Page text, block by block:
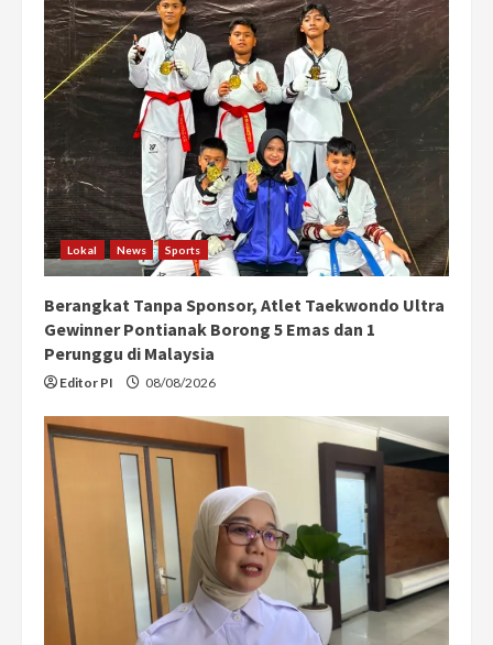
Lokal News Sports
Berangkat Tanpa Sponsor, Atlet Taekwondo Ultra
Gewinner Pontianak Borong 5 Emas dan 1
Perunggu di Malaysia
Editor PI 08/08/2026